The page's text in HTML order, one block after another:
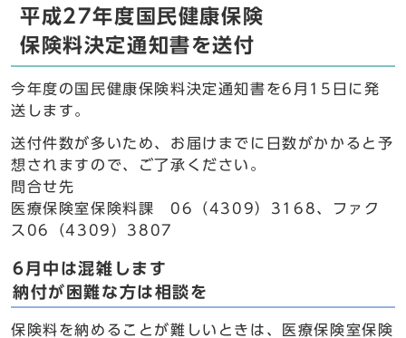
平成27年度国民健康保険
保険料決定通知書を送付
今年度の国民健康保険料決定通知書を6月15日に発
送します。
送付件数が多いため、お届けまでに日数がかかると予
想されますので、ご了承ください。
問合せ先
医療保険室保険料課 06（4309）3168、ファク
ス06（4309）3807
6月中は混雑します
納付が困難な方は相談を
保険料を納めることが難しいときは、医療保険室保険